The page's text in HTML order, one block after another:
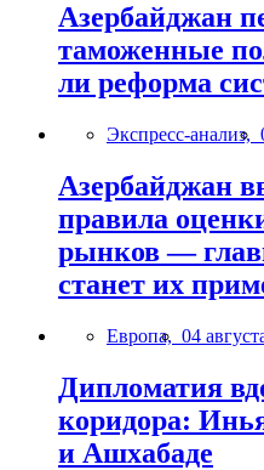
Азербайджан
таможенные
ли реформа
Экспресс-анализ,
Азербайджан
правила
рынков —
станет их
Европа, 04
Дипломатия
коридора:
и Ашхабаде